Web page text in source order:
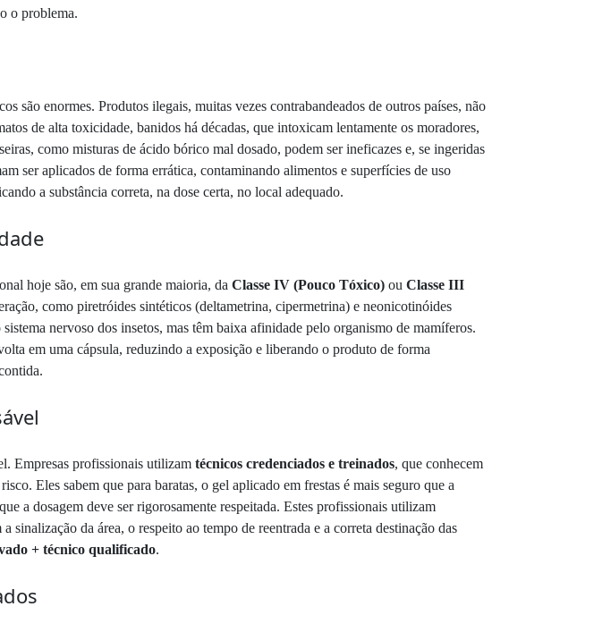
o problema.
são enormes. Produtos ilegais, muitas vezes contrabandeados de outros países, não
de alta toxicidade, banidos há décadas, que intoxicam lentamente os moradores,
como misturas de ácido bórico mal dosado, podem ser ineficazes e, se ingeridas
ser aplicados de forma errática, contaminando alimentos e superfícies de uso
a substância correta, na dose certa, no local adequado.
hoje são, em sua grande maioria, da Classe IV (Pouco Tóxico) ou Classe III
como piretróides sintéticos (deltametrina, cipermetrina) e neonicotinóides
nervoso dos insetos, mas têm baixa afinidade pelo organismo de mamíferos.
em uma cápsula, reduzindo a exposição e liberando o produto de forma
Empresas profissionais utilizam técnicos credenciados e treinados, que conhecem
Eles sabem que para baratas, o gel aplicado em frestas é mais seguro que a
a dosagem deve ser rigorosamente respeitada. Estes profissionais utilizam
da área, o respeito ao tempo de reentrada e a correta destinação das
+ técnico qualificado.